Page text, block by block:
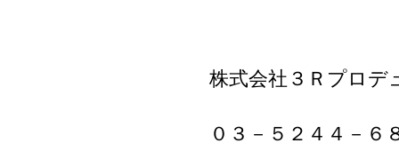
株式会社３Ｒプロデ
０３－５２４４－６